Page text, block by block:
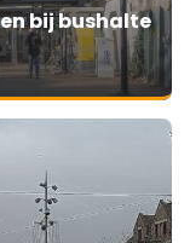
bij bushalte